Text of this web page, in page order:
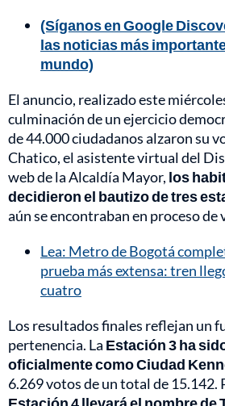
(Síganos en Google
las noticias más
mundo)
El anuncio, realizado este
culminación de un ejercicio
de 44.000 ciudadanos alzaron su
Chatico, el asistente virtual del
web de la Alcaldía Mayor, los
decidieron el bautizo de tres
aún se encontraban en proceso de
Lea: Metro de Bogotá
prueba más extensa: tren
cuatro
Los resultados finales reflejan un
pertenencia. La Estación 3 ha
oficialmente como Ciudad
6.269 votos de un total de 15.142.